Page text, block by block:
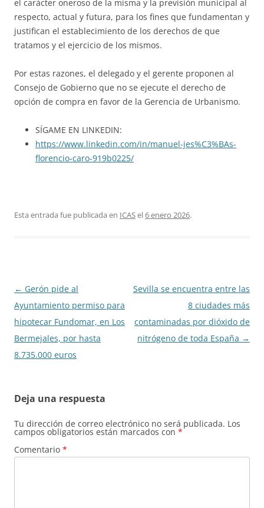
el carácter oneroso de la misma y la previsión municipal al
respecto, actual y futura, para los fines que fundamentan y
justifican el establecimiento de los derechos de que
tratamos y el ejercicio de los mismos.
Por estas razones, el delegado y el gerente proponen al
Consejo de Gobierno que no se ejecute el derecho de
opción de compra en favor de la Gerencia de Urbanismo.
SÍGAME EN LINKEDIN:
https://www.linkedin.com/in/manuel-jes%C3%BAs-
florencio-caro-919b0225/
Esta entrada fue publicada en ICASel6 enero 2026.
Navegación
de
entradas
← Gerón pide al
Ayuntamiento permiso para
hipotecar Fundomar, en Los
Bermejales, por hasta
8.735.000 euros
Sevilla se encuentra entre las
8 ciudades más
contaminadas por dióxido de
nitrógeno de toda España →
Deja una respuesta
Tu dirección de correo electrónico no será publicada. Los
campos obligatorios están marcados con *
Comentario *